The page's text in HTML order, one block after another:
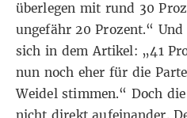
überlegen mit rund 30
ungefähr 20 Prozent.“
sich in dem Artikel: „41
nun noch eher für die
Weidel stimmen.“ Doch